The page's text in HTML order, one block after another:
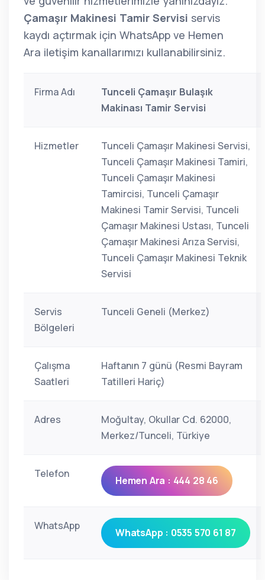
Çamaşır Makinesi Tamir Servisi servis
kaydı açtırmak için WhatsApp ve Hemen
Ara iletişim kanallarımızı kullanabilirsiniz.
Firma Adı
Tunceli Çamaşır Bulaşık
Makinası Tamir Servisi
Hizmetler
Tunceli Çamaşır Makinesi Servisi,
Tunceli Çamaşır Makinesi Tamiri,
Tunceli Çamaşır Makinesi
Tamircisi, Tunceli Çamaşır
Makinesi Tamir Servisi, Tunceli
Çamaşır Makinesi Ustası, Tunceli
Çamaşır Makinesi Arıza Servisi,
Tunceli Çamaşır Makinesi Teknik
Servisi
Servis
Bölgeleri
Tunceli Geneli (Merkez)
Çalışma
Saatleri
Haftanın 7 günü (Resmi Bayram
Tatilleri Hariç)
Adres
Moğultay, Okullar Cd. 62000,
Merkez/Tunceli, Türkiye
Telefon
Hemen Ara : 444 28 46
WhatsApp
WhatsApp : 0535 570 61 87